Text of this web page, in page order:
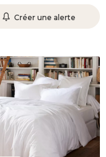
Créer une alerte